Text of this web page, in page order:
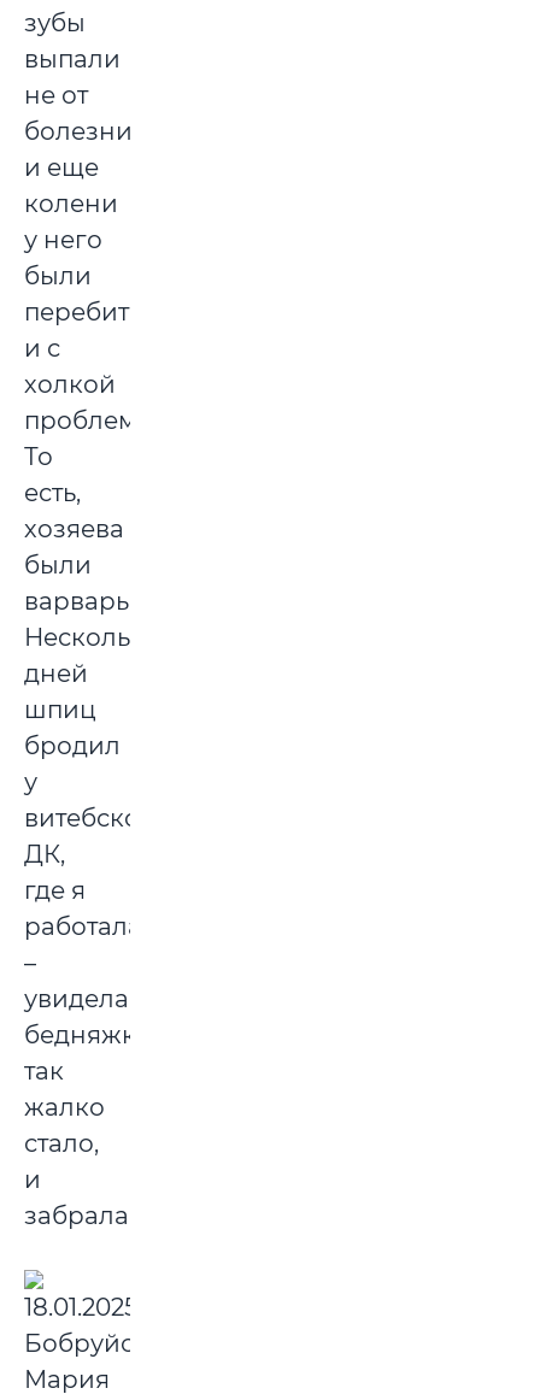
зубы
выпали
не от
болезни,
и еще
колени
у него
были
перебиты,
и с
холкой
проблемы...
То
есть,
хозяева
были
варвары.
Несколько
дней
шпиц
бродил
у
витебского
ДК,
где я
работала
–
увидела
бедняжку,
так
жалко
стало,
и
забрала.